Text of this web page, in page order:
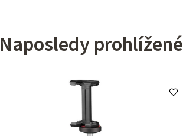
Naposledy prohlížené